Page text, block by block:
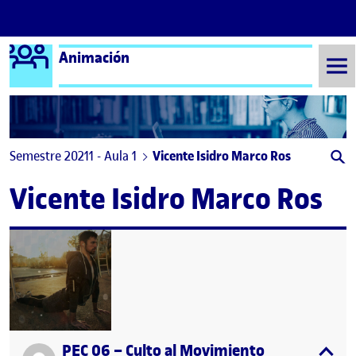
Saltar al contenido
Logo Ágora
Animación
Semestre 20211 - Aula 1 Vicente Isidro Marco Ros
Vicente Isidro Marco Ros
Publicado porPEC 06 – Culto al Movimiento